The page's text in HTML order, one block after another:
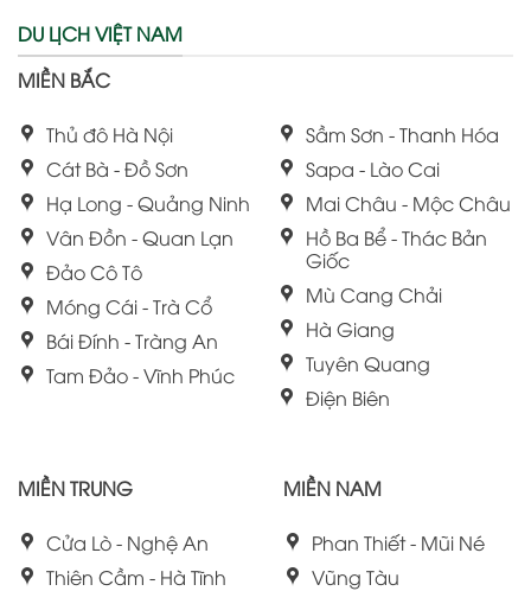
DU LỊCH VIỆT NAM
MIỀN BẮC
Thủ đô Hà Nội
Cát Bà - Đồ Sơn
Hạ Long - Quảng Ninh
Vân Đồn - Quan Lạn
Đảo Cô Tô
Móng Cái - Trà Cổ
Bái Đính - Tràng An
Tam Đảo - Vĩnh Phúc
Sầm Sơn - Thanh Hóa
Sapa - Lào Cai
Mai Châu - Mộc Châu
Hồ Ba Bể - Thác Bản
Giốc
Mù Cang Chải
Hà Giang
Tuyên Quang
Điện Biên
MIỀN TRUNG
Cửa Lò - Nghệ An
Thiên Cầm - Hà Tĩnh
MIỀN NAM
Phan Thiết - Mũi Né
Vũng Tàu